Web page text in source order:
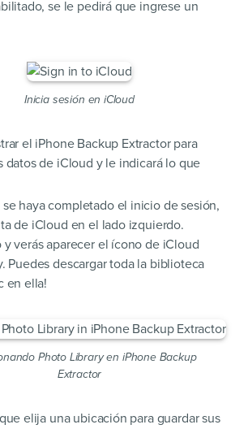
se le pedirá que ingrese un
Inicia sesión en iCloud
el iPhone Backup Extractor para
datos de iCloud y le indicará lo que
haya completado el inicio de sesión,
de iCloud en el lado izquierdo.
verás aparecer el ícono de iCloud
Puedes descargar toda la biblioteca
en ella!
Photo Library en iPhone Backup
Extractor
elija una ubicación para guardar sus